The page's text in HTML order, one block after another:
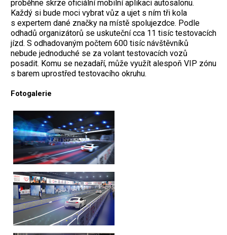
proběhne skrze oficiální mobilní aplikaci autosalonu.
Každý si bude moci vybrat vůz a ujet s ním tři kola
s expertem dané značky na místě spolujezdce. Podle
odhadů organizátorů se uskuteční cca 11 tisíc testovacích
jízd. S odhadovaným počtem 600 tisíc návštěvníků
nebude jednoduché se za volant testovacích vozů
posadit. Komu se nezadaří, může využít alespoň VIP zónu
s barem uprostřed testovacího okruhu.
Fotogalerie